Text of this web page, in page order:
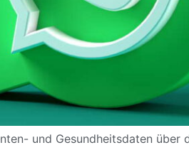
und Gesundheitsdaten über